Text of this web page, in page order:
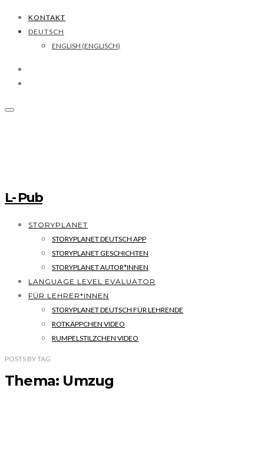
KONTAKT
DEUTSCH
ENGLISH (ENGLISCH)
L- Pub
STORYPLANET
STORYPLANET DEUTSCH APP
STORYPLANET GESCHICHTEN
STORYPLANET AUTOR*INNEN
LANGUAGE LEVEL EVALUATOR
FÜR LEHRER*INNEN
STORYPLANET DEUTSCH FÜR LEHRENDE
ROTKÄPPCHEN VIDEO
RUMPELSTILZCHEN VIDEO
POSTS BYTAG
Thema: Umzug